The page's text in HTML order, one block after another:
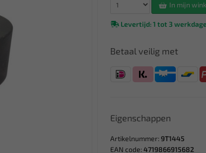
In mijn
Levertijd: 1 tot 3
Betaal veilig met
Eigenschappen
Artikelnummer: 9T1445
EAN code: 4719866915682